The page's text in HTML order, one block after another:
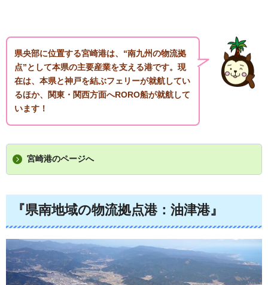
県央部に位置する宮崎港は、“南九州の物流拠
点”として本県の主要産業を支える港です。現
在は、本県と神戸を結ぶフェリーが就航してい
るほか、関東・関西方面へRORO船が就航して
います！
宮崎港のページへ
『県南地域の物流拠点港：油津港』